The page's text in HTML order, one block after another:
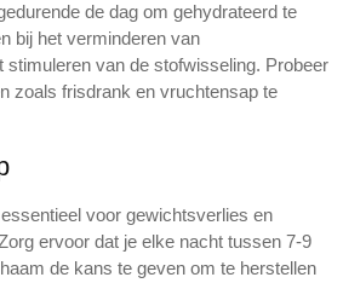
de dag om gehydrateerd te
bij het verminderen van
stimuleren van de stofwisseling. Probeer
zoals frisdrank en vruchtensap te
voor gewichtsverlies en
ervoor dat je elke nacht tussen 7-9
de kans te geven om te herstellen